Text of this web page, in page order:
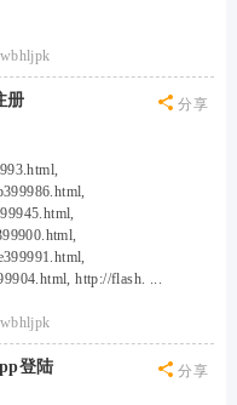
wbhljpk
分享
册
http://flash. ...
wbhljpk
分享
登陆